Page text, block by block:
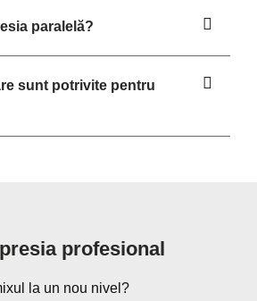
paralelă?
sunt potrivite pentru
profesional
la un nou nivel?